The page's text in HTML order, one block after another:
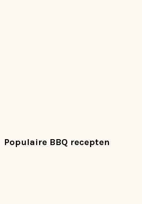
Populaire BBQ recepten